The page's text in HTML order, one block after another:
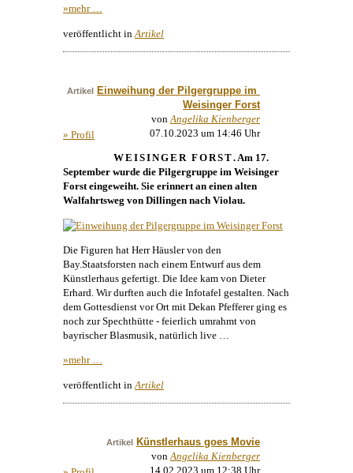
»mehr …
veröffentlicht in Artikel
Artikel Einweihung der Pilgergruppe im
Weisinger Forst
von Angelika Kienberger
» Profil
07.10.2023 um 14:46 Uhr
WEISINGER FORST. Am 17.
September wurde die Pilgergruppe im Weisinger
Forst eingeweiht. Sie erinnert an einen alten
Walfahrtsweg von Dillingen nach Violau.
Die Figuren hat Herr Häusler von den
Bay.Staatsforsten nach einem Entwurf aus dem
Künstlerhaus gefertigt. Die Idee kam von Dieter
Erhard. Wir durften auch die Infotafel gestalten. Nach
dem Gottesdienst vor Ort mit Dekan Pfefferer ging es
noch zur Spechthütte - feierlich umrahmt von
bayrischer Blasmusik, natürlich live …
»mehr …
veröffentlicht in Artikel
Artikel Künstlerhaus goes Movie
von Angelika Kienberger
14.02.2023 um 12:38 Uhr